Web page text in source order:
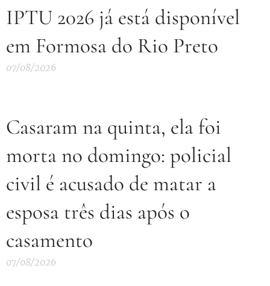
IPTU 2026 já está disponível
em Formosa do Rio Preto
07/08/2026
Casaram na quinta, ela foi
morta no domingo: policial
civil é acusado de matar a
esposa três dias após o
casamento
07/08/2026